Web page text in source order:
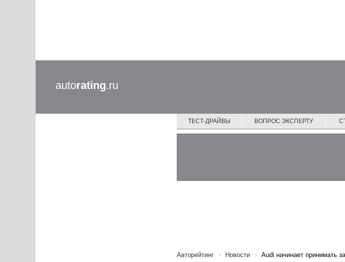
autorating.ru
ТЕСТ-ДРАЙВЫ ВОПРОС ЭКСПЕРТУ
Авторейтинг Новости Audi начинает принимать